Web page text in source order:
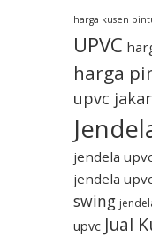
harga kusen
UPVC
harga
upvc
jendela
jendela
swing
upvc Jual